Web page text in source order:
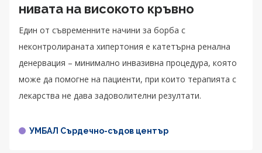
нивата на високото кръвно
Един от съвременните начини за борба с
неконтролираната хипертония е катетърна ренална
денервация – минимално инвазивна процедура, която
може да помогне на пациенти, при които терапията с
лекарства не дава задоволителни резултати.
УМБАЛ Сърдечно-съдов център